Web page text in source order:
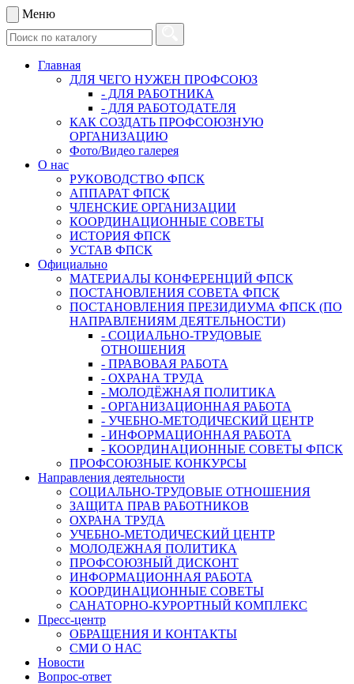
Меню
Главная
ДЛЯ ЧЕГО НУЖЕН ПРОФСОЮЗ
- ДЛЯ РАБОТНИКА
- ДЛЯ РАБОТОДАТЕЛЯ
КАК СОЗДАТЬ ПРОФСОЮЗНУЮ
ОРГАНИЗАЦИЮ
Фото/Видео галерея
О нас
РУКОВОДСТВО ФПСК
АППАРАТ ФПСК
ЧЛЕНСКИЕ ОРГАНИЗАЦИИ
КООРДИНАЦИОННЫЕ СОВЕТЫ
ИСТОРИЯ ФПСК
УСТАВ ФПСК
Официально
МАТЕРИАЛЫ КОНФЕРЕНЦИЙ ФПСК
ПОСТАНОВЛЕНИЯ СОВЕТА ФПСК
ПОСТАНОВЛЕНИЯ ПРЕЗИДИУМА ФПСК (ПО
НАПРАВЛЕНИЯМ ДЕЯТЕЛЬНОСТИ)
- СОЦИАЛЬНО-ТРУДОВЫЕ
ОТНОШЕНИЯ
- ПРАВОВАЯ РАБОТА
- ОХРАНА ТРУДА
- МОЛОДЁЖНАЯ ПОЛИТИКА
- ОРГАНИЗАЦИОННАЯ РАБОТА
- УЧЕБНО-МЕТОДИЧЕСКИЙ ЦЕНТР
- ИНФОРМАЦИОННАЯ РАБОТА
- КООРДИНАЦИОННЫЕ СОВЕТЫ ФПСК
ПРОФСОЮЗНЫЕ КОНКУРСЫ
Направления деятельности
СОЦИАЛЬНО-ТРУДОВЫЕ ОТНОШЕНИЯ
ЗАЩИТА ПРАВ РАБОТНИКОВ
ОХРАНА ТРУДА
УЧЕБНО-МЕТОДИЧЕСКИЙ ЦЕНТР
МОЛОДЕЖНАЯ ПОЛИТИКА
ПРОФСОЮЗНЫЙ ДИСКОНТ
ИНФОРМАЦИОННАЯ РАБОТА
КООРДИНАЦИОННЫЕ СОВЕТЫ
САНАТОРНО-КУРОРТНЫЙ КОМПЛЕКС
Пресс-центр
ОБРАЩЕНИЯ И КОНТАКТЫ
СМИ О НАС
Новости
Вопрос-ответ